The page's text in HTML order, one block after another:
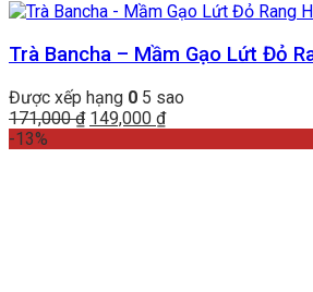
Trà Bancha – Mầm Gạo Lứt Đỏ
Được xếp hạng 0 5 sao
171,000₫ Giá
149,000 ₫Giá
-13%